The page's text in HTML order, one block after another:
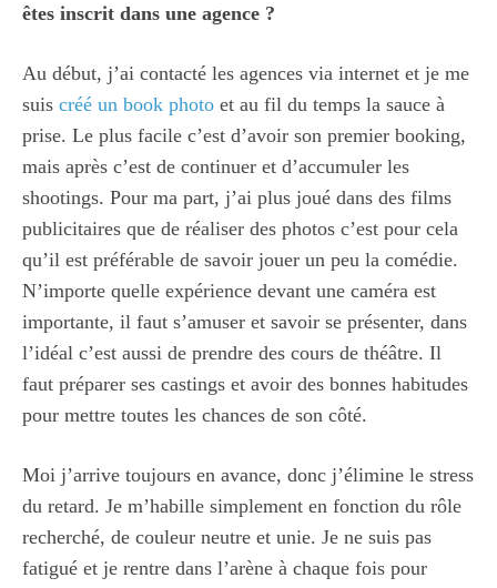
êtes inscrit dans une agence ?
Au début, j’ai contacté les agences via internet et je me
suis créé un book photo et au fil du temps la sauce à
prise. Le plus facile c’est d’avoir son premier booking,
mais après c’est de continuer et d’accumuler les
shootings. Pour ma part, j’ai plus joué dans des films
publicitaires que de réaliser des photos c’est pour cela
qu’il est préférable de savoir jouer un peu la comédie.
N’importe quelle expérience devant une caméra est
importante, il faut s’amuser et savoir se présenter, dans
l’idéal c’est aussi de prendre des cours de théâtre. Il
faut préparer ses castings et avoir des bonnes habitudes
pour mettre toutes les chances de son côté.
Moi j’arrive toujours en avance, donc j’élimine le stress
du retard. Je m’habille simplement en fonction du rôle
recherché, de couleur neutre et unie. Je ne suis pas
fatigué et je rentre dans l’arène à chaque fois pour